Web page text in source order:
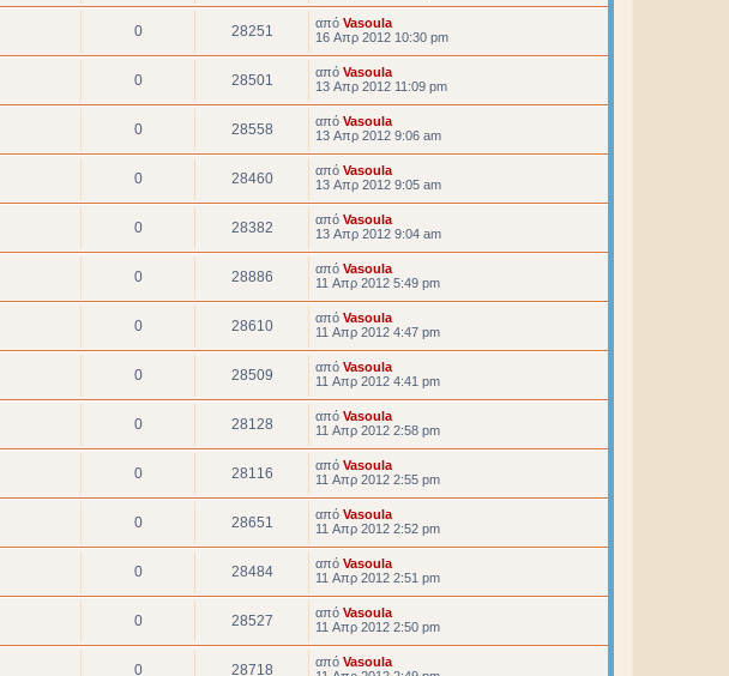
0 28251 από Vasoula
16 Απρ 2012 10:30 pm
0 28501 από Vasoula
13 Απρ 2012 11:09 pm
0 28558 από Vasoula
13 Απρ 2012 9:06 am
0 28460 από Vasoula
13 Απρ 2012 9:05 am
0 28382 από Vasoula
13 Απρ 2012 9:04 am
0 28886 από Vasoula
11 Απρ 2012 5:49 pm
0 28610 από Vasoula
11 Απρ 2012 4:47 pm
0 28509 από Vasoula
11 Απρ 2012 4:41 pm
0 28128 από Vasoula
11 Απρ 2012 2:58 pm
0 28116 από Vasoula
11 Απρ 2012 2:55 pm
0 28651 από Vasoula
11 Απρ 2012 2:52 pm
0 28484 από Vasoula
11 Απρ 2012 2:51 pm
0 28527 από Vasoula
11 Απρ 2012 2:50 pm
0 28718 από Vasoula